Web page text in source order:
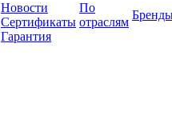
Новости
Сертификаты
Гарантия
По
отраслям